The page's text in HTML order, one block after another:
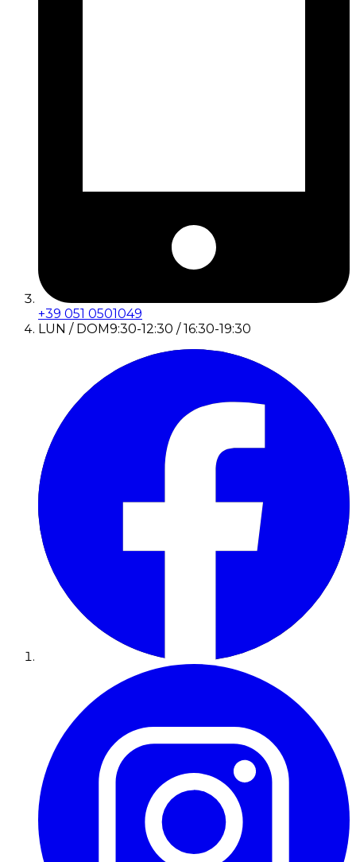
+39 051 0501049
LUN / DOM9:30-12:30 / 16:30-19:30